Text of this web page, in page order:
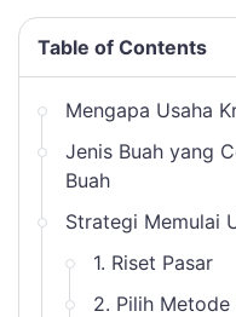
Table of Contents
Mengapa Usaha
Jenis Buah yang
Buah
Strategi Memulai
1. Riset Pasar
2. Pilih Metode